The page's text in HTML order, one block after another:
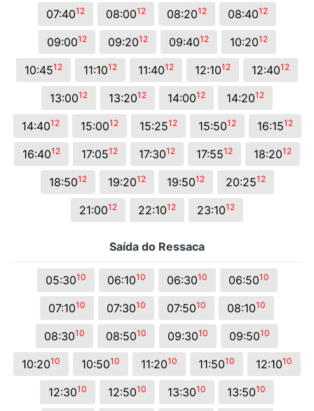
07:4012 08:0012 08:2012 08:4012
09:0012 09:2012 09:4012 10:2012
10:4512 11:1012 11:4012 12:1012 12:4012
13:0012 13:2012 14:0012 14:2012
14:4012 15:0012 15:2512 15:5012 16:1512
16:4012 17:0512 17:3012 17:5512 18:2012
18:5012 19:2012 19:5012 20:2512
21:0012 22:1012 23:1012
Saída do Ressaca
05:3010 06:1010 06:3010 06:5010
07:1010 07:3010 07:5010 08:1010
08:3010 08:5010 09:3010 09:5010
10:2010 10:5010 11:2010 11:5010 12:1010
12:3010 12:5010 13:3010 13:5010